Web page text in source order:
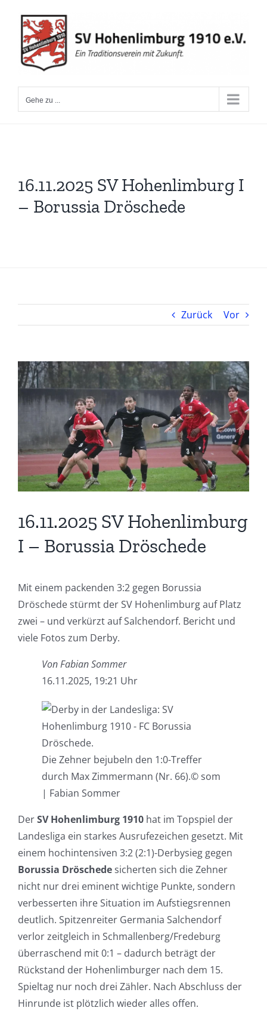
Inhalt
springen
Gehe zu ...
16.11.2025 SV Hohenlimburg I
– Borussia Dröschede
Zurück Vor
16.11.2025 SV Hohenlimburg
I – Borussia Dröschede
Mit einem packenden 3:2 gegen Borussia
Dröschede stürmt der SV Hohenlimburg auf Platz
zwei – und verkürzt auf Salchendorf. Bericht und
viele Fotos zum Derby.
Von Fabian Sommer
16.11.2025, 19:21 Uhr
Die Zehner bejubeln den 1:0-Treffer
durch Max Zimmermann (Nr. 66).© som
| Fabian Sommer
DerSV Hohenlimburg 1910 hat im Topspiel der
Landesliga ein starkes Ausrufezeichen gesetzt. Mit
einem hochintensiven 3:2 (2:1)-Derbysieg gegen
Borussia Dröschedesicherten sich die Zehner
nicht nur drei eminent wichtige Punkte, sondern
verbesserten ihre Situation im Aufstiegsrennen
deutlich. Spitzenreiter Germania Salchendorf
verlor zeitgleich in Schmallenberg/Fredeburg
überraschend mit 0:1 – dadurch beträgt der
Rückstand der Hohenlimburger nach dem 15.
Spieltag nur noch drei Zähler. Nach Abschluss der
Hinrunde ist plötzlich wieder alles offen.